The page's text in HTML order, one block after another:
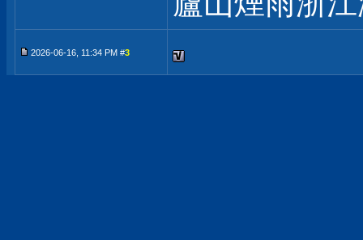
2026-06-16, 11:34 PM #3